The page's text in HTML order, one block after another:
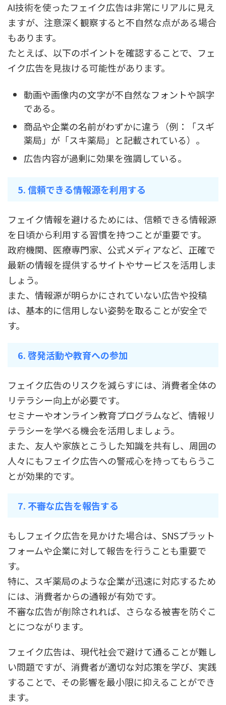
AI技術を使ったフェイク広告は非常にリアルに見え
ますが、注意深く観察すると不自然な点がある場合
もあります。
たとえば、以下のポイントを確認することで、フェ
イク広告を見抜ける可能性があります。
動画や画像内の文字が不自然なフォントや誤字
である。
商品や企業の名前がわずかに違う（例：「スギ
薬局」が「スキ薬局」と記載されている）。
広告内容が過剰に効果を強調している。
5. 信頼できる情報源を利用する
フェイク情報を避けるためには、信頼できる情報源
を日頃から利用する習慣を持つことが重要です。
政府機関、医療専門家、公式メディアなど、正確で
最新の情報を提供するサイトやサービスを活用しま
しょう。
また、情報源が明らかにされていない広告や投稿
は、基本的に信用しない姿勢を取ることが安全で
す。
6. 啓発活動や教育への参加
フェイク広告のリスクを減らすには、消費者全体の
リテラシー向上が必要です。
セミナーやオンライン教育プログラムなど、情報リ
テラシーを学べる機会を活用しましょう。
また、友人や家族とこうした知識を共有し、周囲の
人々にもフェイク広告への警戒心を持ってもらうこ
とが効果的です。
7. 不審な広告を報告する
もしフェイク広告を見かけた場合は、SNSプラット
フォームや企業に対して報告を行うことも重要で
す。
特に、スギ薬局のような企業が迅速に対応するため
には、消費者からの通報が有効です。
不審な広告が削除されれば、さらなる被害を防ぐこ
とにつながります。
フェイク広告は、現代社会で避けて通ることが難し
い問題ですが、消費者が適切な対応策を学び、実践
することで、その影響を最小限に抑えることができ
ます。